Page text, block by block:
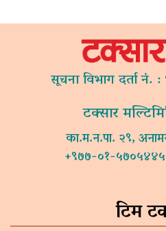
सूचना विभाग दर्ता नं.
टक्सार
का.म.न.पा. २९,
+९७७-०१-
टिम